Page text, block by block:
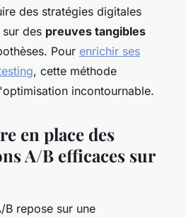
des stratégies digitales
des preuves tangibles
Pour enrichir ses
, cette méthode
incontournable.
en place des
A/B efficaces sur
B repose sur une